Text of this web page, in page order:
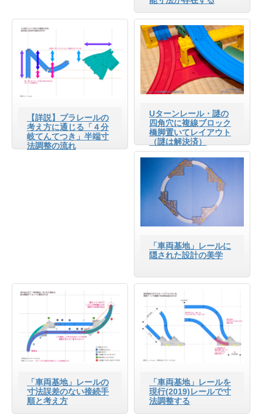
【詳説】プラレールの
考え方に通じる「４分
岐てんてつき」半端寸
法調整の流れ
Uターンレール・謎の
四角穴に複線ブロック
橋脚置いてレイアウト
（謎は解決済）
「車両基地」レールに
隠された設計の美学
「車両基地」レールの
寸法誤差のない接続手
順と考え方
「車両基地」レールを
現行(2019)レールで寸
法調整する